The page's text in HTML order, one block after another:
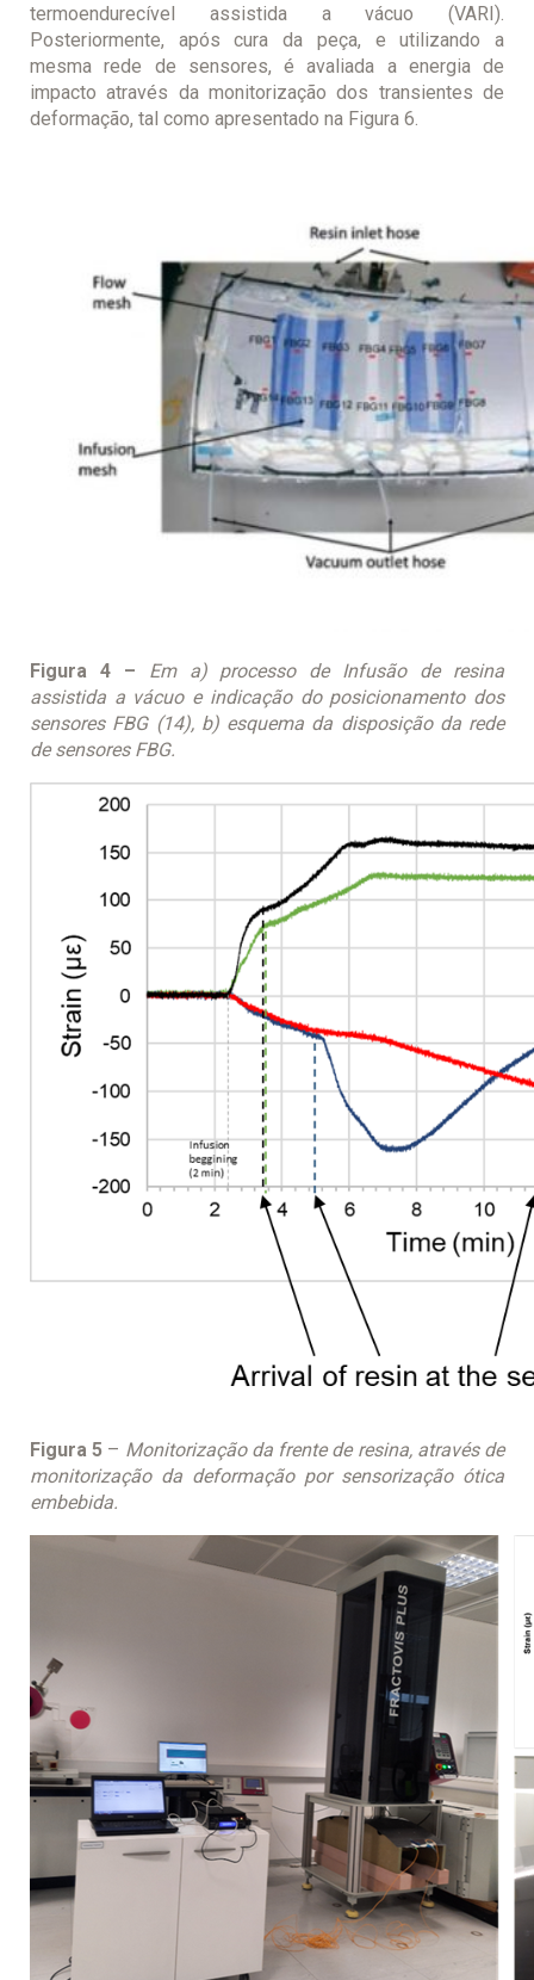
termoendurecível assistida a vácuo (VARI).
Posteriormente, após cura da peça, e utilizando a
mesma rede de sensores, é avaliada a energia de
impacto através da monitorização dos transientes de
deformação, tal como apresentado na Figura 6.
Figura 4 –
Em a) processo de Infusão de resina
assistida a vácuo e indicação do posicionamento dos
sensores FBG (14), b) esquema da disposição da rede
de sensores FBG.
Figura 5 – Monitorização da frente de resina, através de
monitorização da deformação por sensorização ótica
embebida.